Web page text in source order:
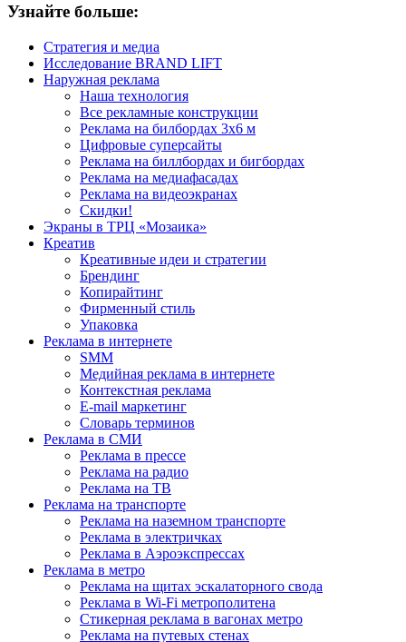
Узнайте больше:
Стратегия и медиа
Исследование BRAND LIFT
Наружная реклама
Наша технология
Все рекламные конструкции
Реклама на билбордах 3х6 м
Цифровые суперсайты
Реклама на биллбордах и бигбордах
Реклама на медиафасадах
Реклама на видеоэкранах
Скидки!
Экраны в ТРЦ «Мозаика»
Креатив
Креативные идеи и стратегии
Брендинг
Копирайтинг
Фирменный стиль
Упаковка
Реклама в интернете
SMM
Медийная реклама в интернете
Контекстная реклама
E-mail маркетинг
Словарь терминов
Реклама в СМИ
Реклама в прессе
Реклама на радио
Реклама на ТВ
Реклама на транспорте
Реклама на наземном транспорте
Реклама в электричках
Реклама в Аэроэкспрессах
Реклама в метро
Реклама на щитах эскалаторного свода
Реклама в Wi-Fi метрополитена
Стикерная реклама в вагонах метро
Реклама на путевых стенах